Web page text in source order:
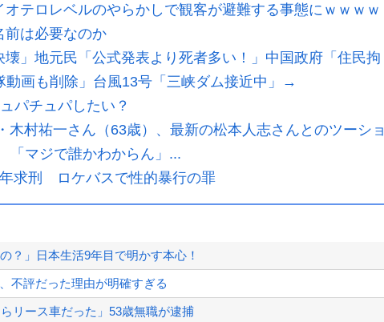
オテロレベルのやらかしで観客が避難する事態にｗｗｗｗ
前は必要なのか
」地元民「公式発表より死者多い！」中国政府「住民拘
動画も削除」台風13号「三峡ダム接近中」→
パチュパしたい？
木村祐一さん（63歳）、最新の松本人志さんとのツーショ
「マジで誰かわからん」...
求刑 ロケバスで性的暴行の罪
？」日本生活9年目で明かす本心！
不評だった理由が明確すぎる
リース車だった」53歳無職が逮捕